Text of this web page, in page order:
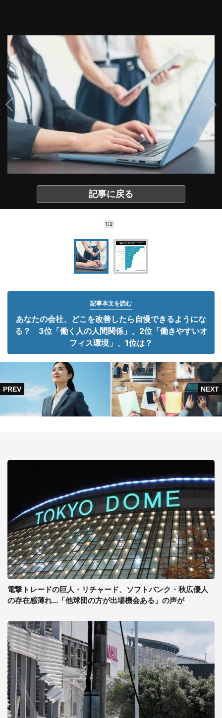
記事に戻る
1/2
記事本文を読む
あなたの会社、どこを改善したら自慢できるようにな
る？ 3位「働く人の人間関係」、2位「働きやすいオ
フィス環境」、1位は？
電撃トレードの巨人・リチャード、ソフトバンク・秋広優人
の存在感薄れ...「他球団の方が出場機会ある」の声が